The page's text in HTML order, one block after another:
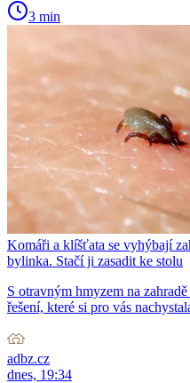
3 min
Komáři a klíšťata se vyhýbají
bylinka. Stačí ji zasadit ke stolu
S otravným hmyzem na
řešení, které si pro vás
adbz.cz
dnes, 19:34